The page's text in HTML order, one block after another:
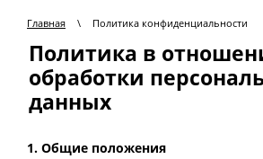
Главная \ Политика конфиденциальности
Политика в
обработки
данных
1. Общие положения